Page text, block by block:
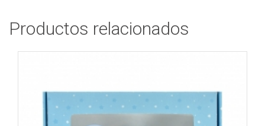
Productos relacionados